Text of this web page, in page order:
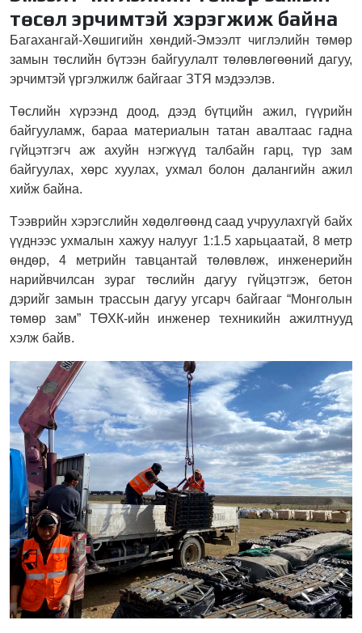
төсөл эрчимтэй хэрэгжиж байна
Багахангай-Хөшигийн хөндий-Эмээлт чиглэлийн төмөр
замын төслийн бүтээн байгуулалт төлөвлөгөөний дагуу,
эрчимтэй үргэлжилж байгааг ЗТЯ мэдээлэв.
Төслийн хүрээнд доод, дээд бүтцийн ажил, гүүрийн
байгууламж, бараа материалын татан авалтаас гадна
гүйцэтгэгч аж ахуйн нэгжүүд талбайн гарц, түр зам
байгуулах, хөрс хуулах, ухмал болон далангийн ажил
хийж байна.
Тээврийн хэрэгслийн хөдөлгөөнд саад учруулахгүй байх
үүднээс ухмалын хажуу налууг 1:1.5 харьцаатай, 8 метр
өндөр, 4 метрийн тавцантай төлөвлөж, инженерийн
нарийвчилсан зураг төслийн дагуу гүйцэтгэж, бетон
дэрийг замын трассын дагуу угсарч байгааг “Монголын
төмөр зам” ТӨХК-ийн инженер техникийн ажилтнууд
хэлж байв.